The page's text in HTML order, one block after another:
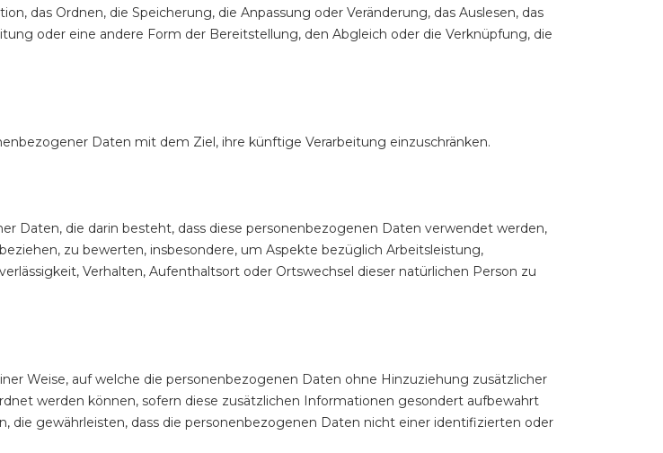
das Ordnen, die Speicherung, die Anpassung oder Veränderung, das Auslesen, das
oder eine andere Form der Bereitstellung, den Abgleich oder die Verknüpfung, die
Daten mit dem Ziel, ihre künftige Verarbeitung einzuschränken.
Daten, die darin besteht, dass diese personenbezogenen Daten verwendet werden,
zu bewerten, insbesondere, um Aspekte bezüglich Arbeitsleistung,
Verhalten, Aufenthaltsort oder Ortswechsel dieser natürlichen Person zu
Weise, auf welche die personenbezogenen Daten ohne Hinzuziehung zusätzlicher
werden können, sofern diese zusätzlichen Informationen gesondert aufbewahrt
gewährleisten, dass die personenbezogenen Daten nicht einer identifizierten oder